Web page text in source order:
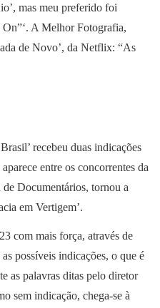
mas meu preferido foi
A Melhor Fotografia,
de Novo’, da Netflix: “As
recebeu duas indicações
entre os concorrentes da
de Documentários, tornou a
em Vertigem’.
com mais força, através de
possíveis indicações, o que é
as palavras ditas pelo diretor
sem indicação, chega-se à